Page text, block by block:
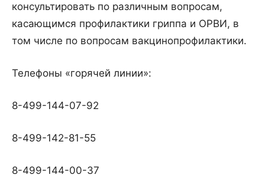
консультировать по различным вопросам,
касающимся профилактики гриппа и ОРВИ, в
том числе по вопросам вакцинопрофилактики.
Телефоны «горячей линии»:
8-499-144-07-92
8-499-142-81-55
8-499-144-00-37